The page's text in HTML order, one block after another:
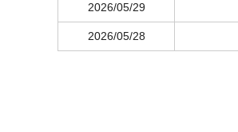
2026/05/29
2026/05/28